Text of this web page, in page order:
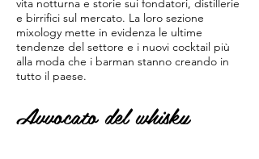
vita notturna e storie sui fondatori, distillerie
e birrifici sul mercato. La loro sezione
mixology mette in evidenza le ultime
tendenze del settore e i nuovi cocktail più
alla moda che i barman stanno creando in
tutto il paese.
Avvocato del whisky